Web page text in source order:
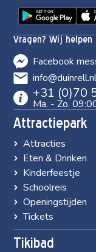
Vragen? Wij
Facebook
+31 (0)70
Ma. - Zo.
Attractiepark
Attracties
Eten & Drinken
Kinderfeestje
Schoolreis
Openingstijden
Tickets
Tikibad